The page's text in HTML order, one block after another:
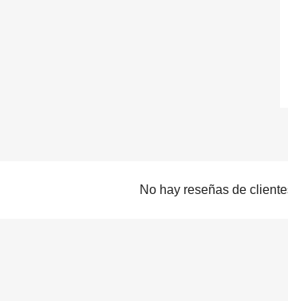
No hay reseñas de